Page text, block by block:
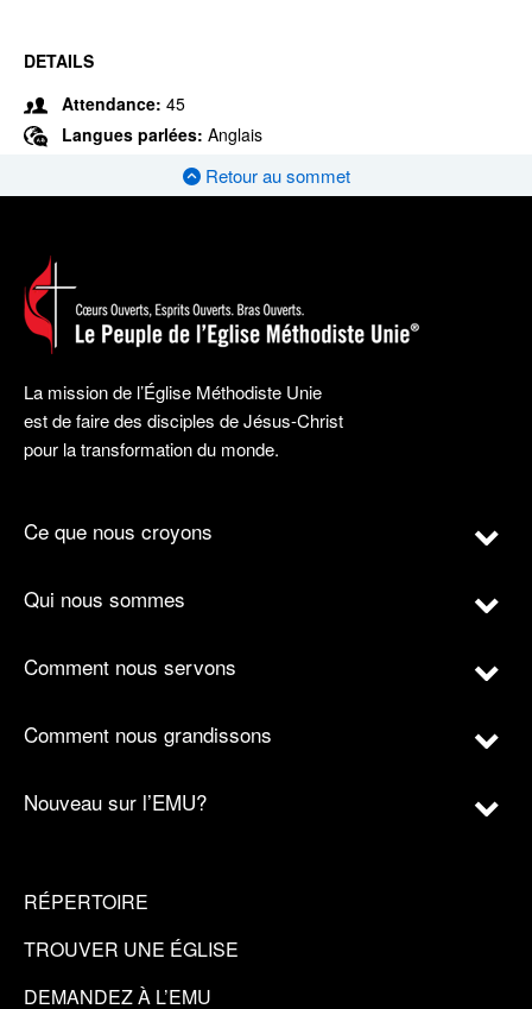
DETAILS
Attendance: 45
Langues parlées: Anglais
Retour au sommet
La mission de l’Église Méthodiste Unie
est de faire des disciples de Jésus-Christ
pour la transformation du monde.
Ce que nous croyons
Qui nous sommes
Comment nous servons
Comment nous grandissons
Nouveau sur l’EMU?
RÉPERTOIRE
TROUVER UNE ÉGLISE
DEMANDEZ À L’EMU